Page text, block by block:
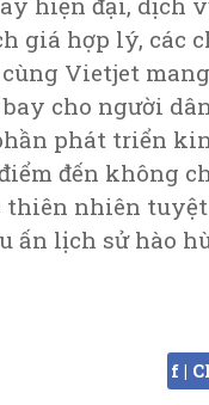
giá hợp lý, các
cùng Vietjet
cho người
phát triển
đến không
thiên nhiên tuyệt
ấn lịch sử hào
f |